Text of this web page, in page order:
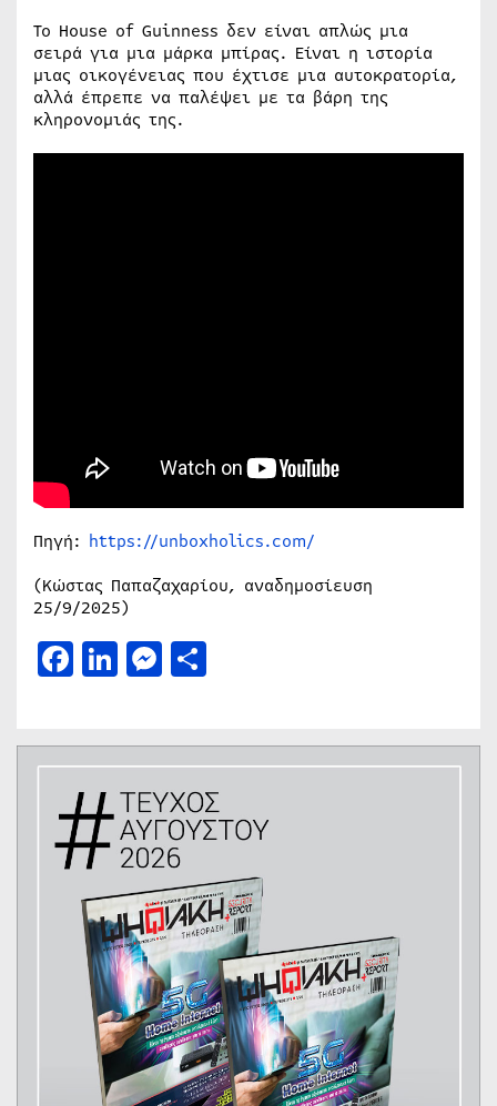
Το House of Guinness δεν είναι απλώς μια
σειρά για μια μάρκα μπίρας. Είναι η ιστορία
μιας οικογένειας που έχτισε μια αυτοκρατορία,
αλλά έπρεπε να παλέψει με τα βάρη της
κληρονομιάς της.
Πηγή: https://unboxholics.com/
(Κώστας Παπαζαχαρίου, αναδημοσίευση
25/9/2025)
Facebook
LinkedIn
Messenger